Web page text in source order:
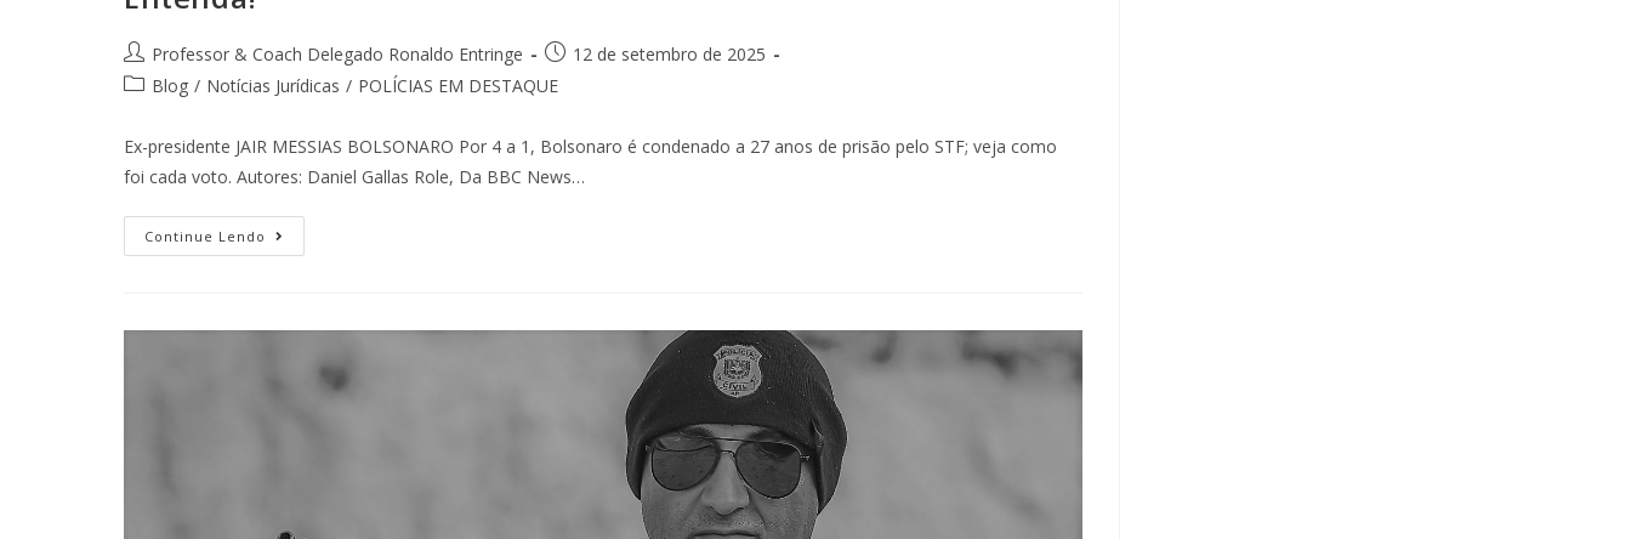
Professor & Coach Delegado Ronaldo Entringe
12 de setembro de 2025
Blog / Notícias Jurídicas / POLÍCIAS EM DESTAQUE
Ex-presidente JAIR MESSIAS BOLSONARO Por 4 a 1, Bolsonaro é condenado a 27 anos de prisão pelo STF; veja como
foi cada voto. Autores: Daniel Gallas Role, Da BBC News…
Continue Lendo